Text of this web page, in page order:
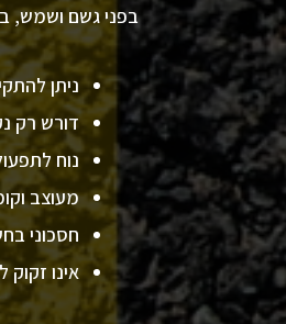
בפני גשם ושמש, בין
ניתן
דורש רק
נוח
מעוצב וקומפקטי –
חסכוני
אינו זקוק